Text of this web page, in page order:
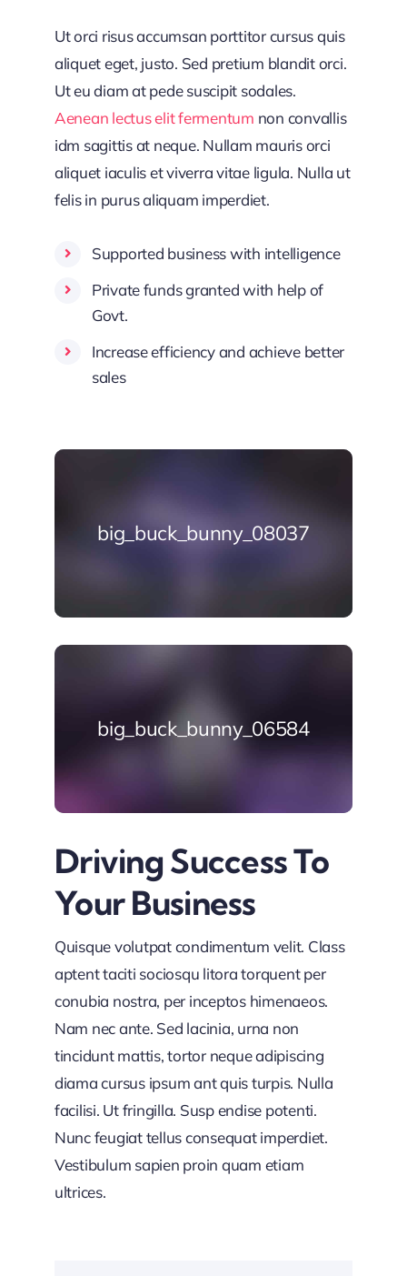
Ut orci risus accumsan porttitor cursus quis
aliquet eget, justo. Sed pretium blandit orci.
Ut eu diam at pede suscipit sodales.
Aenean lectus elit fermentum non convallis
idm sagittis at neque. Nullam mauris orci
aliquet iaculis et viverra vitae ligula. Nulla ut
felis in purus aliquam imperdiet.
Supported business with intelligence
Private funds granted with help of
Govt.
Increase efficiency and achieve better
sales
big_buck_bunny_08037
big_buck_bunny_06584
Driving Success To
Your Business
Quisque volutpat condimentum velit. Class
aptent taciti sociosqu litora torquent per
conubia nostra, per inceptos himenaeos.
Nam nec ante. Sed lacinia, urna non
tincidunt mattis, tortor neque adipiscing
diama cursus ipsum ant quis turpis. Nulla
facilisi. Ut fringilla. Susp endise potenti.
Nunc feugiat tellus consequat imperdiet.
Vestibulum sapien proin quam etiam
ultrices.